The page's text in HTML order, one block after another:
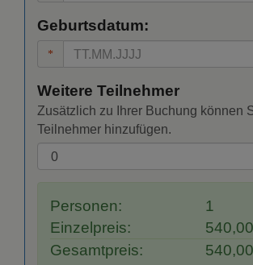
Geburtsdatum:
Weitere Teilnehmer
Zusätzlich zu Ihrer Buchung können
Teilnehmer hinzufügen.
Personen:
1
Einzelpreis:
Gesamtpreis: